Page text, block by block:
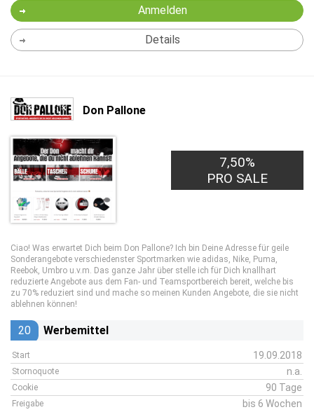
Anmelden
Details
Don Pallone
7,50%
PRO SALE
Ciao! Was erwartet Dich beim Don Pallone? Ich bin Deine Adresse für geile
Sonderangebote verschiedenster Sportmarken wie adidas, Nike, Puma,
Reebok, Umbro u.v.m. Das ganze Jahr über stelle ich für Dich knallhart
reduzierte Angebote aus dem Fan- und Teamsportbereich bereit, welche bis
zu 70% reduziert sind und mache so meinen Kunden Angebote, die sie nicht
ablehnen können!
20 Werbemittel
Start 19.09.2018
Stornoquote n.a.
Cookie 90 Tage
Freigabe bis 6 Wochen